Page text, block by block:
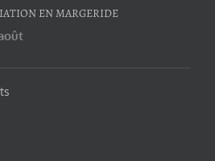
EN MARGERIDE